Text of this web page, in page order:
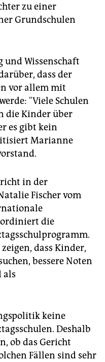
zu einer
Grundschulen
und Wissenschaft
dass der
vor allem mit
"Viele Schulen
die Kinder über
es gibt kein
Marianne
in der
Fischer vom
die
dass Kinder,
bessere Noten
als
keine
Deshalb
ob das Gericht
Fällen sind sehr